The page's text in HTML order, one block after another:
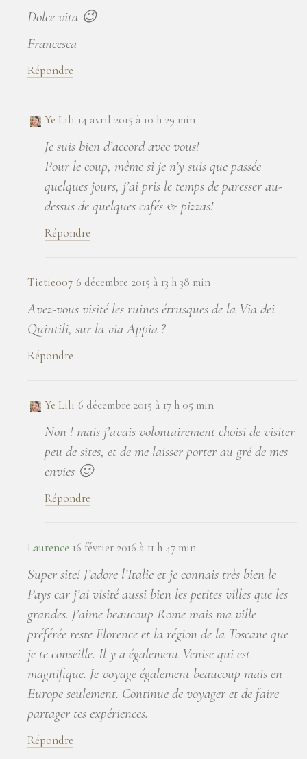
Dolce vita 😉
Francesca
Répondre
Ye Lili 14 avril 2015 à 10 h 29 min
Je suis bien d’accord avec vous!
Pour le coup, même si je n’y suis que passée
quelques jours, j’ai pris le temps de paresser au-
dessus de quelques cafés & pizzas!
Répondre
Tietie007 6 décembre 2015 à 13 h 38 min
Avez-vous visité les ruines étrusques de la Via dei
Quintili, sur la via Appia ?
Répondre
Ye Lili 6 décembre 2015 à 17 h 05 min
Non ! mais j’avais volontairement choisi de visiter
peu de sites, et de me laisser porter au gré de mes
envies 🙂
Répondre
Laurence 16 février 2016 à 11 h 47 min
Super site! J’adore l’Italie et je connais très bien le
Pays car j’ai visité aussi bien les petites villes que les
grandes. J’aime beaucoup Rome mais ma ville
préférée reste Florence et la région de la Toscane que
je te conseille. Il y a également Venise qui est
magnifique. Je voyage également beaucoup mais en
Europe seulement. Continue de voyager et de faire
partager tes expériences.
Répondre